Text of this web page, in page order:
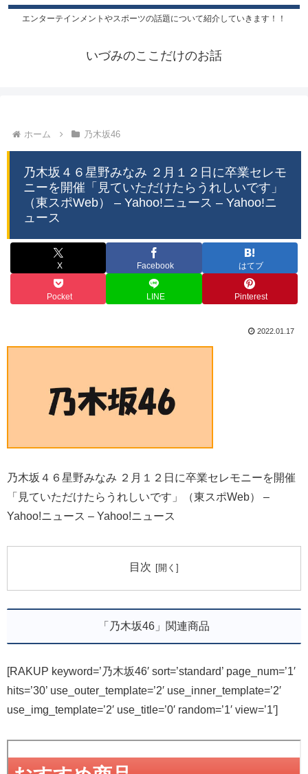
エンターテインメントやスポーツの話題について紹介していきます！！
いづみのここだけのお話
ホーム 乃木坂46
乃木坂４６星野みなみ ２月１２日に卒業セレモ
ニーを開催「見ていただけたらうれしいです」
（東スポWeb） – Yahoo!ニュース – Yahoo!ニ
ュース
X Facebook はてブ
Pocket LINE Pinterest
2022.01.17
乃木坂４６星野みなみ ２月１２日に卒業セレモニーを開催
「見ていただけたらうれしいです」（東スポWeb） –
Yahoo!ニュース – Yahoo!ニュース
目次
「乃木坂46」関連商品
[RAKUP keyword=’乃木坂46′ sort=’standard’ page_num=’1′
hits=’30’ use_outer_template=’2′ use_inner_template=’2′
use_img_template=’2′ use_title=’0′ random=’1′ view=’1′]